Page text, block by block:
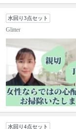
水回り3点セット
Glitter
水回り4点セット